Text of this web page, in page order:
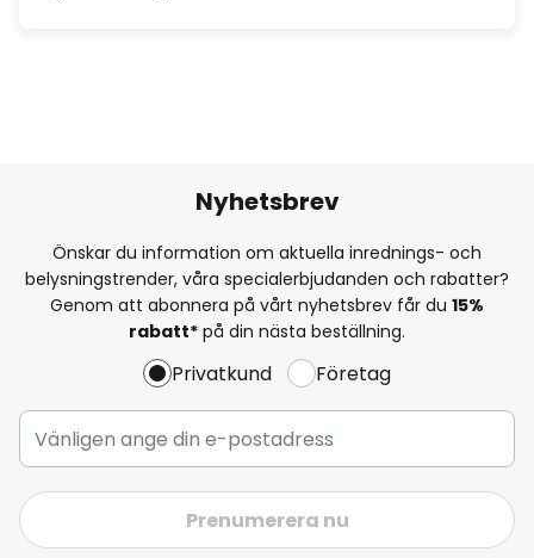
Nyhetsbrev
Önskar du information om aktuella inrednings- och
belysningstrender, våra specialerbjudanden och rabatter?
Genom att abonnera på vårt nyhetsbrev får du 15%
rabatt* på din nästa beställning.
Privatkund Företag
Prenumerera nu